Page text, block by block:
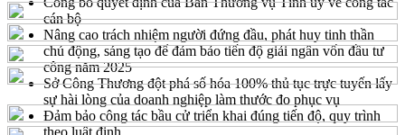
cán bộ
Nâng cao trách nhiệm người đứng đầu, phát huy tinh thần
chủ động, sáng tạo để đảm bảo tiến độ giải ngân vốn đầu tư
công năm 2025
Sở Công Thương đột phá số hóa 100% thủ tục trực tuyến lấy
sự hài lòng của doanh nghiệp làm thước đo phục vụ
Đảm bảo công tác bầu cử triển khai đúng tiến độ, quy trình